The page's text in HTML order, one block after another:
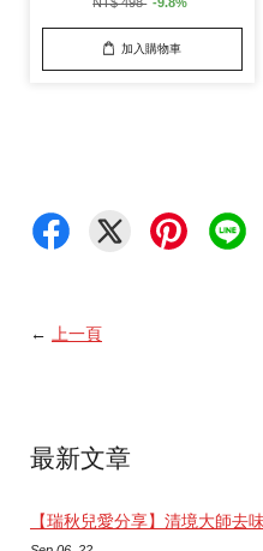
加入購物車
← 上一頁
最新文章
【瑞秋兒愛分享】清境大師去